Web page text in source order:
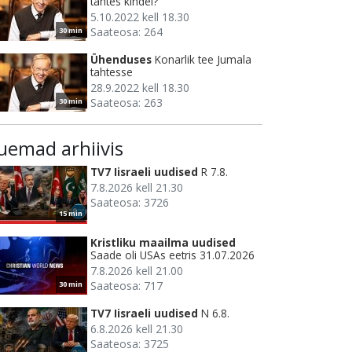
30 min
5.10.2022 kell 18.30
Saateosa: 264
30 min
Ühenduses Konarlik tee Jumala
tahtesse
28.9.2022 kell 18.30
Saateosa: 263
arhiivis
15 min
TV7 Iisraeli uudised R 7.8.
7.8.2026 kell 21.30
Saateosa: 3726
30 min
Kristliku maailma uudised
Saade oli USAs eetris 31.07.2026
7.8.2026 kell 21.00
Saateosa: 717
TV7 Iisraeli uudised N 6.8.
6.8.2026 kell 21.30
Saateosa: 3725